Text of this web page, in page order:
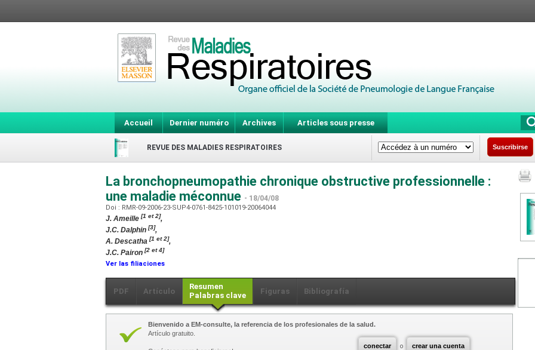
Accueil Dernier numéro Archives Articles sous presse
REVUE DES MALADIES RESPIRATOIRES Suscribirse
La bronchopneumopathie chronique obstructive professionnelle :
une maladie méconnue - 18/04/08
Doi : RMR-09-2006-23-SUP4-0761-8425-101019-20064044
J. Ameille [1 et 2],
J.C. Dalphin [3],
A. Descatha [1 et 2],
J.C. Pairon [2 et 4]
Ver las filiaciones
PDF Artículo
Resumen
Palabras clave
Figuras Bibliografía
conectar o crear una cuenta
Bienvenido a EM-consulte, la referencia de los profesionales de la salud.
Artículo gratuito.